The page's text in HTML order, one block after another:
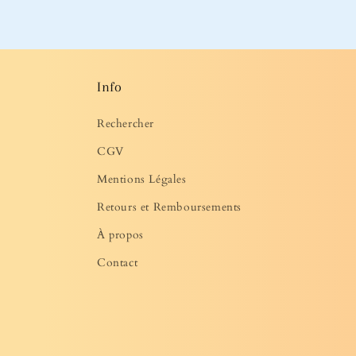
Info
Rechercher
CGV
Mentions Légales
Retours et Remboursements
À propos
Contact